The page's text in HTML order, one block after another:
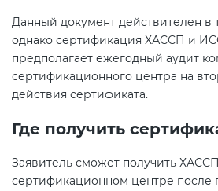
Данный документ действителен в
однако сертификация ХАССП и
предполагает ежегодный аудит
сертификационного центра на
действия сертификата.
Где получить
Заявитель сможет получить
сертификационном центре после